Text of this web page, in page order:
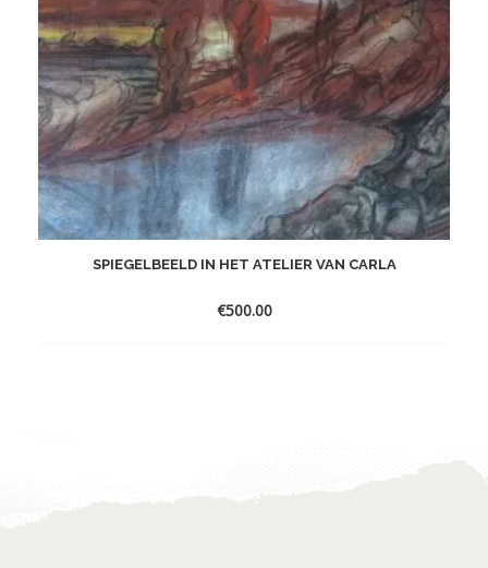
SPIEGELBEELD IN HET ATELIER VAN CARLA
€500.00